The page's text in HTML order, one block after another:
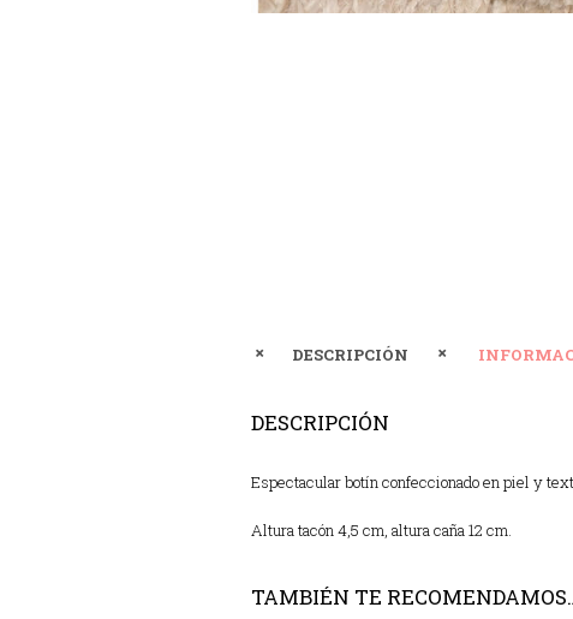
DESCRIPCIÓN
DESCRIPCIÓN
Espectacular botín confeccionado en piel y
Altura tacón 4,5 cm, altura caña 12 cm.
TAMBIÉN TE